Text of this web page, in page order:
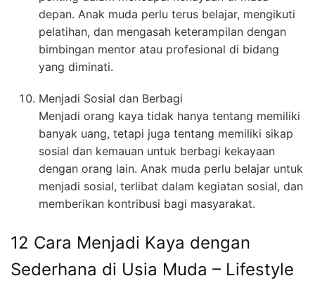
depan. Anak muda perlu terus belajar, mengikuti
pelatihan, dan mengasah keterampilan dengan
bimbingan mentor atau profesional di bidang
yang diminati.
Menjadi Sosial dan Berbagi
Menjadi orang kaya tidak hanya tentang memiliki
banyak uang, tetapi juga tentang memiliki sikap
sosial dan kemauan untuk berbagi kekayaan
dengan orang lain. Anak muda perlu belajar untuk
menjadi sosial, terlibat dalam kegiatan sosial, dan
memberikan kontribusi bagi masyarakat.
12 Cara Menjadi Kaya dengan
Sederhana di Usia Muda – Lifestyle